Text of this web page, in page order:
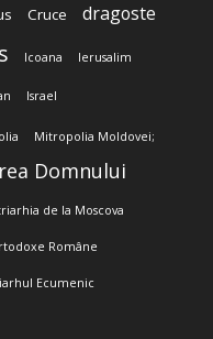
Cruce dragoste
Icoana Ierusalim
Israel
Mitropolia Moldovei;
Domnului
de la Moscova
Române
Ecumenic